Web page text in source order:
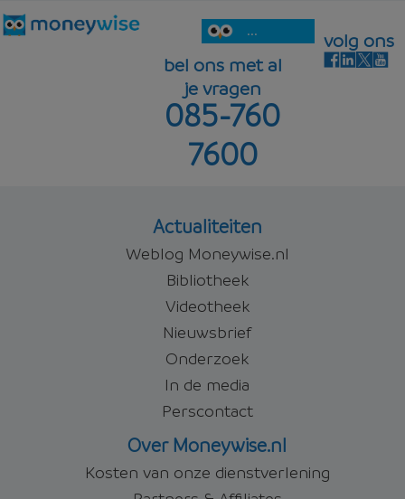
...
bel ons met al
je vragen
085-760
7600
volg ons
Actualiteiten
Weblog Moneywise.nl
Bibliotheek
Videotheek
Nieuwsbrief
Onderzoek
In de media
Perscontact
Over Moneywise.nl
Kosten van onze dienstverlening